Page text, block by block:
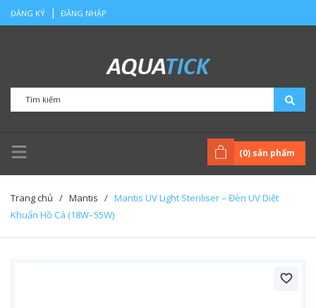
ĐĂNG KÝ | ĐĂNG NHẬP
(0) sản phẩm
Trang chủ / Mantis / Mantis UV Light Steriliser – Đèn UV Diệt
Khuẩn Hồ Cá (18W–55W)